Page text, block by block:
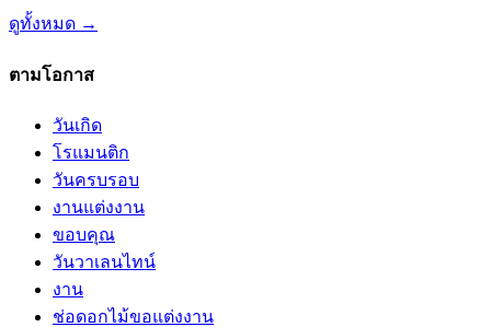
ดูทั้งหมด →
ตามโอกาส
วันเกิด
โรแมนติก
วันครบรอบ
งานแต่งงาน
ขอบคุณ
วันวาเลนไทน์
งาน
ช่อดอกไม้ขอแต่งงาน